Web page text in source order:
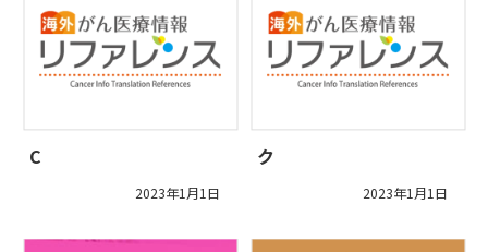
C
2023年1月1日
ク
2023年1月1日